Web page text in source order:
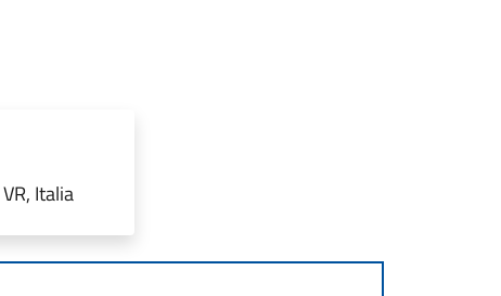
Italia